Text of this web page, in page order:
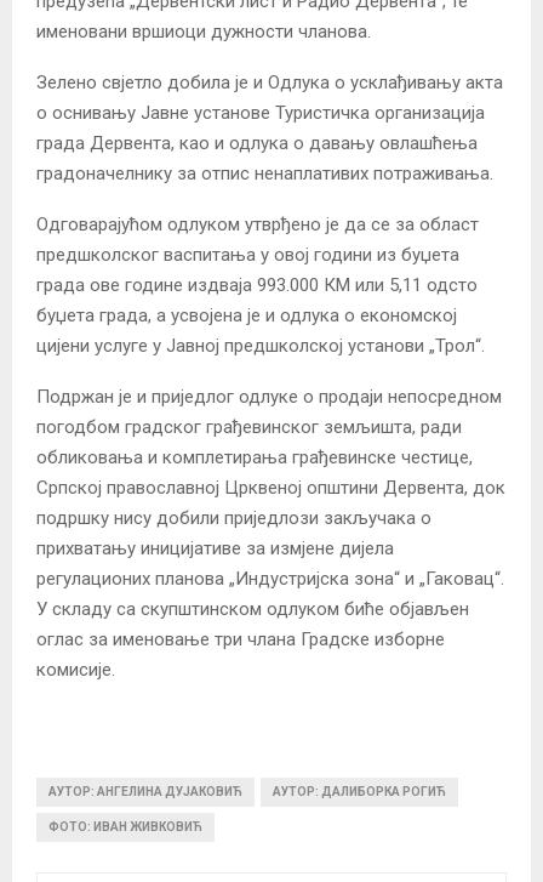
именовани вршиоци дужности чланова.
Зелено свјетло добила је и Одлука о усклађивању акта
о оснивању Јавне установе Туристичка организација
града Дервента, као и одлука о давању овлашћења
градоначелнику за отпис ненаплативих потраживања.
Одговарајућом одлуком утврђено је да се за област
предшколског васпитања у овој години из буџета
града ове године издваја 993.000 КМ или 5,11 одсто
буџета града, а усвојена је и одлука о економској
цијени услуге у Јавној предшколској установи „Трол“.
Подржан је и приједлог одлуке о продаји непосредном
погодбом градског грађевинског земљишта, ради
обликовања и комплетирања грађевинске честице,
Српској православној Црквеној општини Дервента, док
подршку нису добили приједлози закључака о
прихватању иницијативе за измјене дијела
регулационих планова „Индустријска зона“ и „Гаковац“.
У складу са скупштинском одлуком биће објављен
оглас за именовање три члана Градске изборне
комисије.
АУТОР: АНГЕЛИНА ДУЈАКОВИЋ АУТОР: ДАЛИБОРКА РОГИЋ
ФОТО: ИВАН ЖИВКОВИЋ